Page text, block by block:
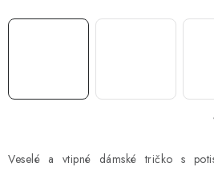
Veselé a vtipné dámské tričko s